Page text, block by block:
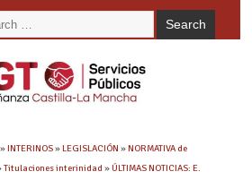
»INTERINOS»LEGISLACIÓN »NORMATIVA de
Titulaciones interinidad »ÚLTIMAS NOTICIAS: E.